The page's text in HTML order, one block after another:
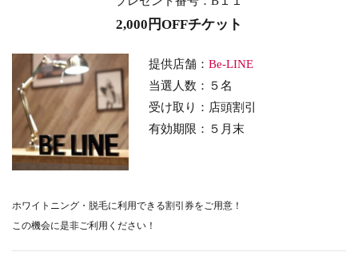
2,000円OFFチケット
提供店舗：Be-LINE
当選人数：５名
受け取り ：店頭割引
有効期限：５ 月末
ホワイトニング・脱毛に利用できる割引券をご用意！
この機会に是非ご利用ください！